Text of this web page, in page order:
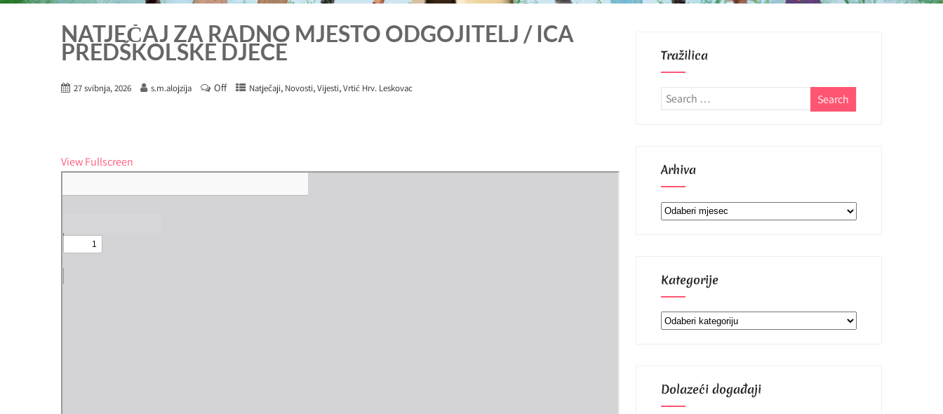
NATJEČAJ ZA RADNO MJESTO ODGOJITELJ / ICA
PREDŠKOLSKE DJECE
27 svibnja, 2026 s.m.alojzija Off Natječaji, Novosti,Vijesti,Vrtić Hrv. Leskovac
View Fullscreen
to
content
Tražilica
Arhiva
Arhiva
Kategorije
Kategorije
Dolazeći događaji